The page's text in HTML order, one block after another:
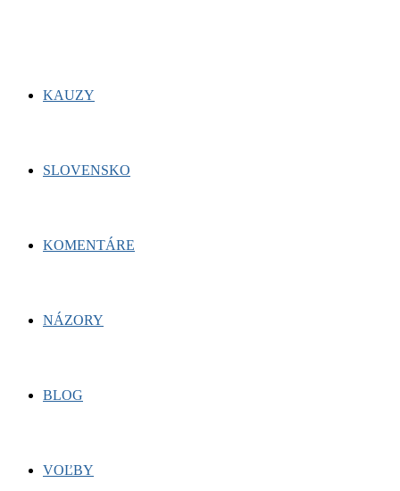
KAUZY
SLOVENSKO
KOMENTÁRE
NÁZORY
BLOG
VOĽBY